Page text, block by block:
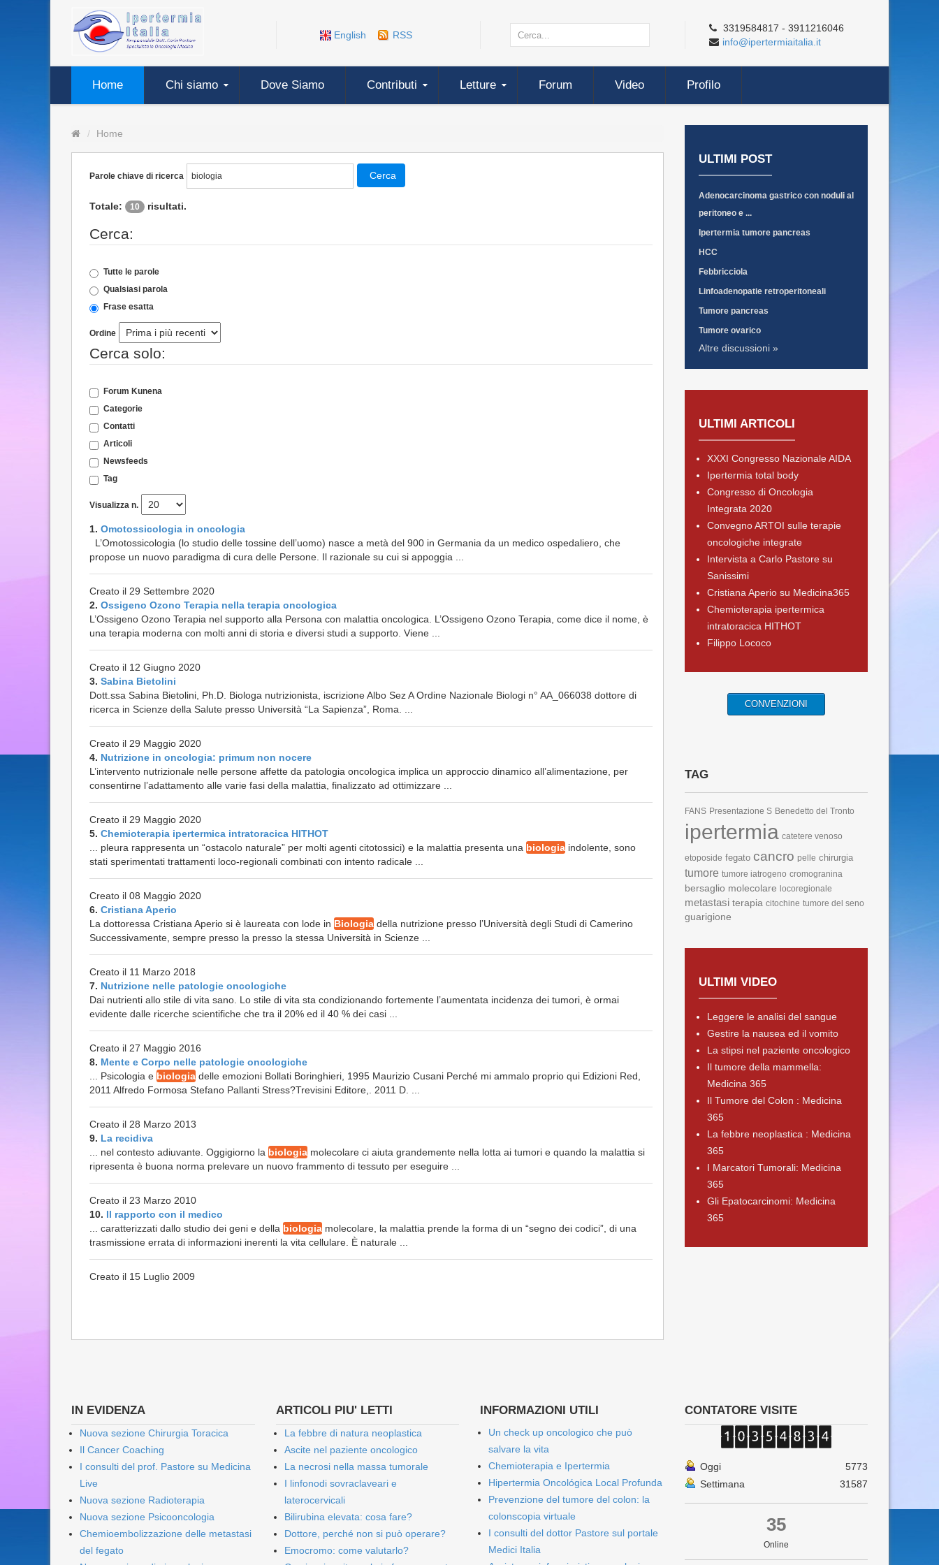
English RSS
3319584817 - 3911216046
info@ipertermiaitalia.it
Home Chi siamo Dove Siamo Contributi Letture Forum Video Profilo
Home
Parole chiave di ricerca Cerca
Totale: 10 risultati.
Cerca:
Tutte le parole
Qualsiasi parola
Frase esatta
Ordine
Cerca solo:
Forum Kunena
Categorie
Contatti
Articoli
Newsfeeds
Tag
Visualizza n.
1. Omotossicologia in oncologia
L’Omotossicologia (lo studio delle tossine dell’uomo) nasce a metà del 900 in Germania da un medico ospedaliero, che
propose un nuovo paradigma di cura delle Persone. Il razionale su cui si appoggia ...
Creato il 29 Settembre 2020
2. Ossigeno Ozono Terapia nella terapia oncologica
L’Ossigeno Ozono Terapia nel supporto alla Persona con malattia oncologica. L’Ossigeno Ozono Terapia, come dice il nome, è
una terapia moderna con molti anni di storia e diversi studi a supporto. Viene ...
Creato il 12 Giugno 2020
3. Sabina Bietolini
Dott.ssa Sabina Bietolini, Ph.D. Biologa nutrizionista, iscrizione Albo Sez A Ordine Nazionale Biologi n° AA_066038 dottore di
ricerca in Scienze della Salute presso Università “La Sapienza”, Roma. ...
Creato il 29 Maggio 2020
4. Nutrizione in oncologia: primum non nocere
L’intervento nutrizionale nelle persone affette da patologia oncologica implica un approccio dinamico all’alimentazione, per
consentirne l’adattamento alle varie fasi della malattia, finalizzato ad ottimizzare ...
Creato il 29 Maggio 2020
5. Chemioterapia ipertermica intratoracica HITHOT
... pleura rappresenta un “ostacolo naturale” per molti agenti citotossici) e la malattia presenta una biologia indolente, sono
stati sperimentati trattamenti loco-regionali combinati con intento radicale ...
Creato il 08 Maggio 2020
6. Cristiana Aperio
La dottoressa Cristiana Aperio si è laureata con lode in Biologia della nutrizione presso l’Università degli Studi di Camerino
Successivamente, sempre presso la presso la stessa Università in Scienze ...
Creato il 11 Marzo 2018
7. Nutrizione nelle patologie oncologiche
Dai nutrienti allo stile di vita sano. Lo stile di vita sta condizionando fortemente l’aumentata incidenza dei tumori, è ormai
evidente dalle ricerche scientifiche che tra il 20% ed il 40 % dei casi ...
Creato il 27 Maggio 2016
8. Mente e Corpo nelle patologie oncologiche
... Psicologia e biologia delle emozioni Bollati Boringhieri, 1995 Maurizio Cusani Perché mi ammalo proprio qui Edizioni Red,
2011 Alfredo Formosa Stefano Pallanti Stress?Trevisini Editore,. 2011 D. ...
Creato il 28 Marzo 2013
9. La recidiva
... nel contesto adiuvante. Oggigiorno la biologia molecolare ci aiuta grandemente nella lotta ai tumori e quando la malattia si
ripresenta è buona norma prelevare un nuovo frammento di tessuto per eseguire ...
Creato il 23 Marzo 2010
10. Il rapporto con il medico
... caratterizzati dallo studio dei geni e della biologia molecolare, la malattia prende la forma di un “segno dei codici”, di una
trasmissione errata di informazioni inerenti la vita cellulare. È naturale ...
Creato il 15 Luglio 2009
ULTIMI POST
Adenocarcinoma gastrico con noduli al
peritoneo e ...
Ipertermia tumore pancreas
HCC
Febbricciola
Linfoadenopatie retroperitoneali
Tumore pancreas
Tumore ovarico
Altre discussioni »
ULTIMI ARTICOLI
XXXI Congresso Nazionale AIDA
Ipertermia total body
Congresso di Oncologia
Integrata 2020
Convegno ARTOI sulle terapie
oncologiche integrate
Intervista a Carlo Pastore su
Sanissimi
Cristiana Aperio su Medicina365
Chemioterapia ipertermica
intratoracica HITHOT
Filippo Lococo
CONVENZIONI
TAG
FANS Presentazione S Benedetto del Tronto
ipertermia catetere venoso
etoposide fegato cancro pelle chirurgia
tumore tumore iatrogeno cromogranina
bersaglio molecolare locoregionale
metastasi terapia citochine tumore del seno
guarigione
ULTIMI VIDEO
Leggere le analisi del sangue
Gestire la nausea ed il vomito
La stipsi nel paziente oncologico
Il tumore della mammella:
Medicina 365
Il Tumore del Colon : Medicina
365
La febbre neoplastica : Medicina
365
I Marcatori Tumorali: Medicina
365
Gli Epatocarcinomi: Medicina
365
IN EVIDENZA
Nuova sezione Chirurgia Toracica
Il Cancer Coaching
I consulti del prof. Pastore su Medicina
Live
Nuova sezione Radioterapia
Nuova sezione Psicooncologia
Chemioembolizzazione delle metastasi
del fegato
ARTICOLI PIU' LETTI
La febbre di natura neoplastica
Ascite nel paziente oncologico
La necrosi nella massa tumorale
I linfonodi sovraclaveari e
laterocervicali
Bilirubina elevata: cosa fare?
Dottore, perché non si può operare?
Emocromo: come valutarlo?
INFORMAZIONI UTILI
Un check up oncologico che può
salvare la vita
Chemioterapia e Ipertermia
Hipertermia Oncológica Local Profunda
Prevenzione del tumore del colon: la
colonscopia virtuale
I consulti del dottor Pastore sul portale
Medici Italia
CONTATORE VISITE
Oggi
5773
Settimana
31587
35
Online